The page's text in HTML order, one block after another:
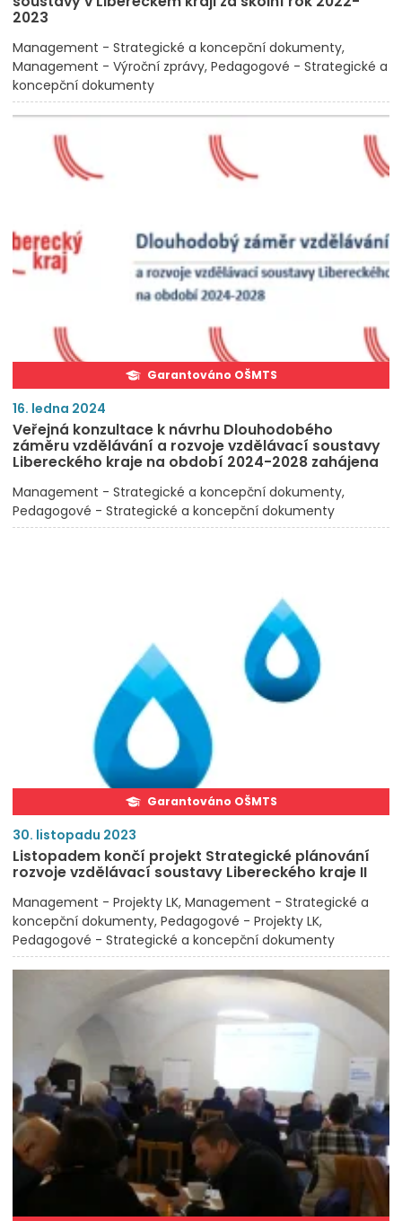
2023
Management - Strategické a koncepční dokumenty
Management - Výroční zprávy Pedagogové - Strategické a
koncepční dokumenty
Garantováno OŠMTS
16. ledna 2024
Veřejná konzultace k návrhu Dlouhodobého
záměru vzdělávání a rozvoje vzdělávací soustavy
Libereckého kraje na období 2024-2028 zahájena
Management - Strategické a koncepční dokumenty
Pedagogové - Strategické a koncepční dokumenty
Garantováno OŠMTS
30. listopadu 2023
Listopadem končí projekt Strategické plánování
rozvoje vzdělávací soustavy Libereckého kraje II
Management - Projekty LK Management - Strategické a
koncepční dokumenty Pedagogové - Projekty LK
Pedagogové - Strategické a koncepční dokumenty